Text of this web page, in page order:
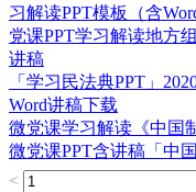
习解读PPT模板（含
党课PPT学习解读地方
讲稿
「学习民法典PPT」
Word讲稿下载
微党课学习解读《中国
微党课PPT含讲稿「中
<